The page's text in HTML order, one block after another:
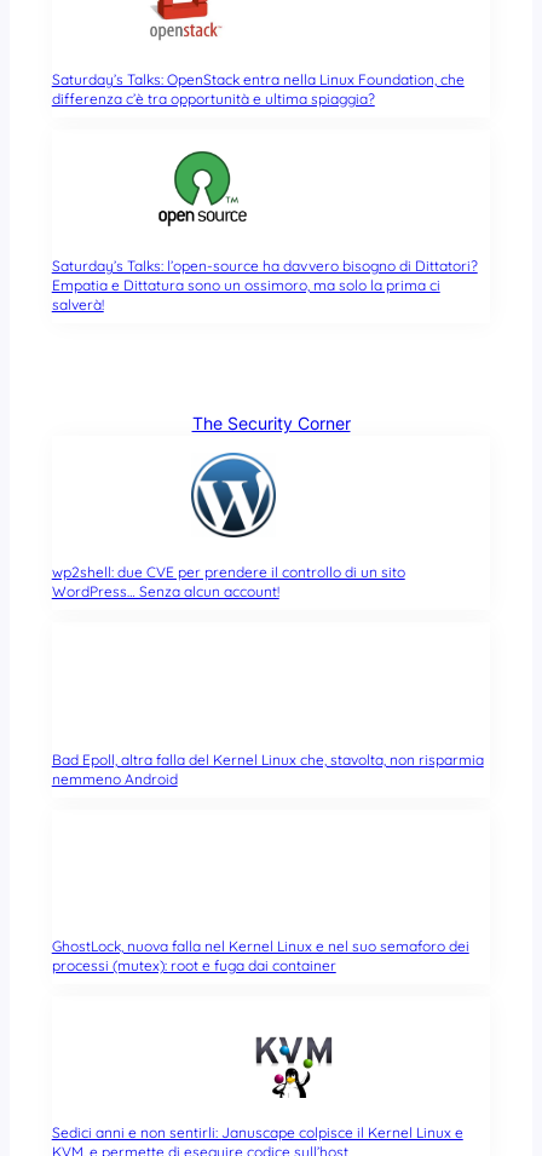
Saturday’s Talks: OpenStack entra nella Linux Foundation, che
differenza c’è tra opportunità e ultima spiaggia?
Saturday’s Talks: l’open-source ha davvero bisogno di Dittatori?
Empatia e Dittatura sono un ossimoro, ma solo la prima ci
salverà!
The Security Corner
wp2shell: due CVE per prendere il controllo di un sito
WordPress… Senza alcun account!
Bad Epoll, altra falla del Kernel Linux che, stavolta, non risparmia
nemmeno Android
GhostLock, nuova falla nel Kernel Linux e nel suo semaforo dei
processi (mutex): root e fuga dai container
Sedici anni e non sentirli: Januscape colpisce il Kernel Linux e
KVM, e permette di eseguire codice sull’host